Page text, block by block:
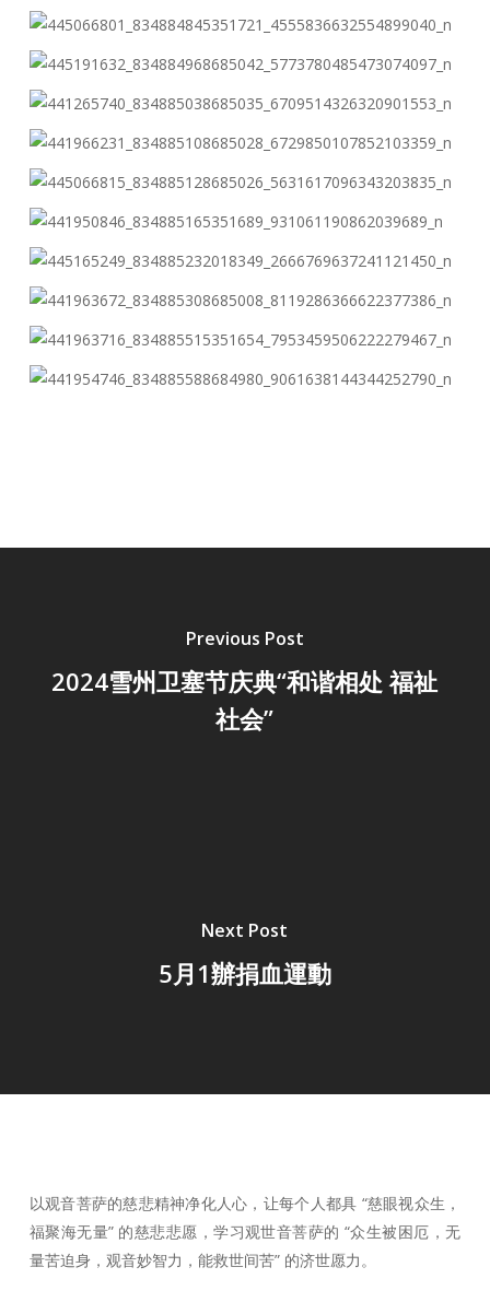
Previous Post
2024雪州卫塞节庆典“和谐相处 福祉
社会”
Next Post
5月1辦捐血運動
以观音菩萨的慈悲精神净化人心，让每个人都具 “慈眼视众生，
福聚海无量” 的慈悲悲愿，学习观世音菩萨的 “众生被困厄，无
量苦迫身，观音妙智力，能救世间苦” 的济世愿力。